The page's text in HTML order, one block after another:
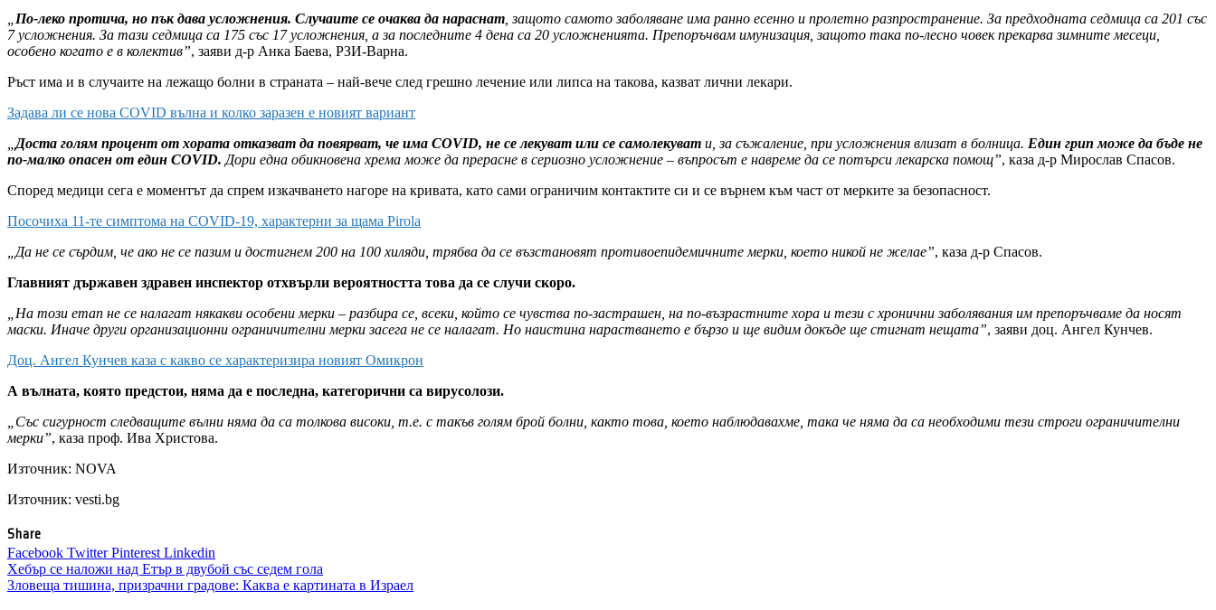
По-леко протича, но пък дава усложнения. Случаите се очаква да нараснат , защото самото заболяване има ранно есенно и пролетно разпространение. За предходната седмица са 201 със
7 усложнения. За тази седмица са 175 със 17 усложнения, а за последните 4 дена са 20 усложненията. Препоръчвам имунизация, защото така по-лесно човек прекарва зимните месеци,
особено когато е в колектив”, заяви д-р Анка Баева, РЗИ-Варна.
Ръст има и в случаите на лежащо болни в страната – най-вече след грешно лечение или липса на такова, казват лични лекари.
Задава ли се нова COVID вълна и колко заразен е новият вариант
Доста голям процент от хората отказват да повярват, че има COVID, не се лекуват или се самолекуват и, за съжаление, при усложнения влизат в болница. Един грип може да бъде не
по-малко опасен от един COVID. Дори една обикновена хрема може да прерасне в сериозно усложнение – въпросът е навреме да се потърси лекарска помощ”, каза д-р Мирослав Спасов.
Според медици сега е моментът да спрем изкачването нагоре на кривата, като сами ограничим контактите си и се върнем към част от мерките за безопасност.
Посочиха 11-те симптома на COVID-19, характерни за щама Pirola
„Да не се сърдим, че ако не се пазим и достигнем 200 на 100 хиляди, трябва да се възстановят противоепидемичните мерки, което никой не желае”, каза д-р Спасов.
Главният държавен здравен инспектор отхвърли вероятността това да се случи скоро.
„На този етап не се налагат някакви особени мерки – разбира се, всеки, който се чувства по-застрашен, на по-възрастните хора и тези с хронични заболявания им препоръчваме да носят
маски. Иначе други организационни ограничителни мерки засега не се налагат. Но наистина нарастването е бързо и ще видим докъде ще стигнат нещата”, заяви доц. Ангел Кунчев.
Доц. Ангел Кунчев каза с какво се характеризира новият Омикрон
А вълната, която предстои, няма да е последна, категорични са вирусолози.
„Със сигурност следващите вълни няма да са толкова високи, т.е. с такъв голям брой болни, както това, което наблюдавахме, така че няма да са необходими тези строги ограничителни
мерки”, каза проф. Ива Христова.
Източник: NOVA
Източник: vesti.bg
Share
Facebook TwitterPinterest Linkedin
Навигация
Хебър се наложи над Етър в двубой със седем гола
Зловеща тишина, призрачни градове: Каква е картината в Израел